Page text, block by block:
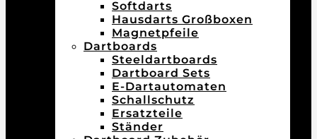
Softdarts
Hausdarts Großboxen
Magnetpfeile
Dartboards
Steeldartboards
Dartboard Sets
E-Dartautomaten
Schallschutz
Ersatzteile
Ständer